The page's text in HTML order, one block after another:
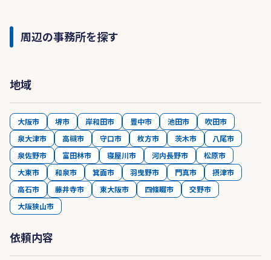
周辺の事務所を探す
地域
大阪市 堺市 岸和田市 豊中市 池田市
吹田市
泉大津市
高槻市 守口市 枚方市 茨木市
八尾市
泉佐野市
富田林市 寝屋川市 河内長野市
松原市
大東市
和泉市 箕面市 羽曳野市 門真市
摂津市
高石市
藤井寺市 東大阪市 四條畷市
交野市
大阪狭山市
依頼内容